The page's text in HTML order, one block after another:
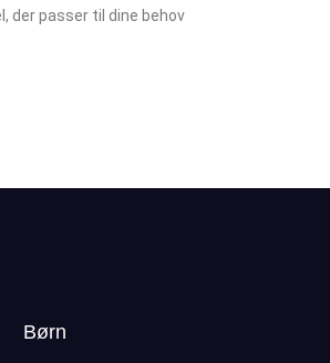
der passer til dine behov
Børn